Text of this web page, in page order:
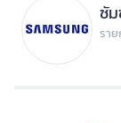
ซั
รา